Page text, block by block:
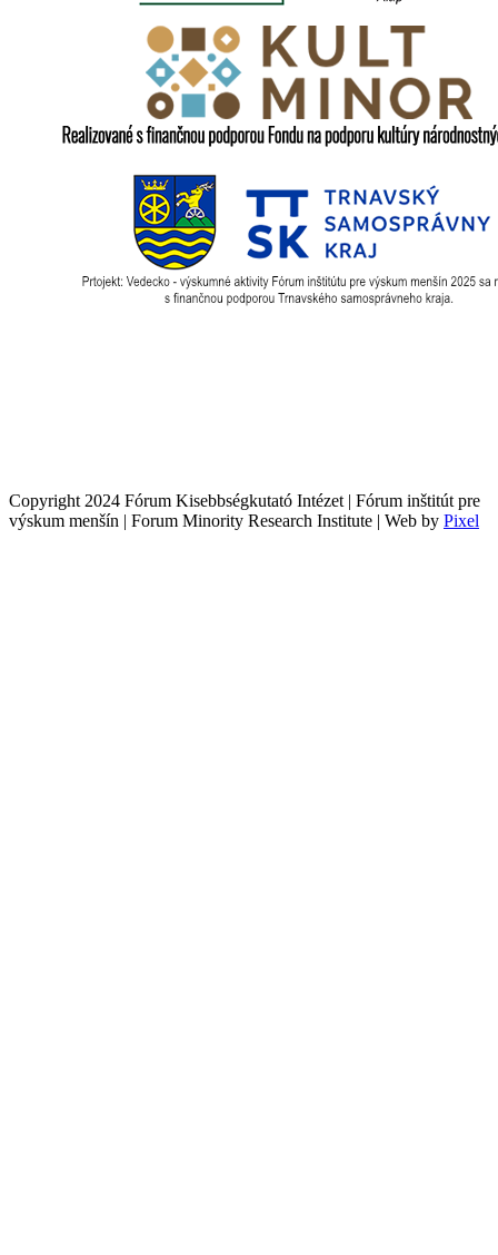
Copyright 2024 Fórum Kisebbségkutató Intézet | Fórum inštitút pre
výskum menšín | Forum Minority Research Institute | Web by Pixel